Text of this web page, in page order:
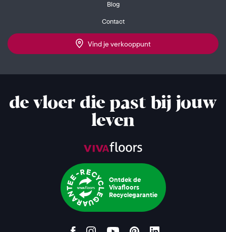
Blog
Contact
Vind je verkooppunt
de vloer die past bij jouw
leven
Ontdek de
Vivafloors
Recyclegarantie